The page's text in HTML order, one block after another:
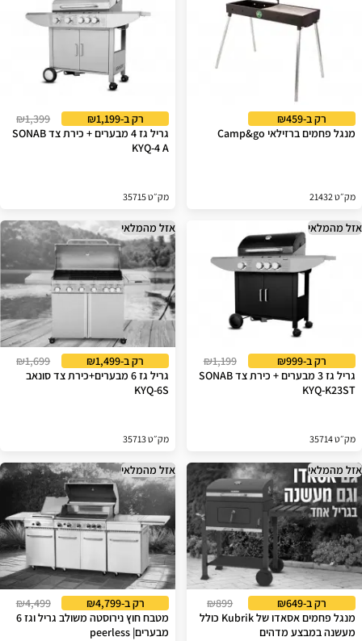
רק ב-₪459
מנגל פחמים ברזילאי Camp&go
מק״ט 21432
רק ב-₪1,199
₪1,399
גריל גז 4 מבערים + כירת צד SONAB
KYQ-4 A
מק״ט 35715
אזל מהמלאי
רק ב-₪999
₪1,199
גריל גז 3 מבערים + כירת צד SONAB
KYQ-K23ST
מק״ט 35714
אזל מהמלאי
רק ב-₪1,499
₪1,699
גריל גז 6 מבערים+כירת צד סונאב
KYQ-6S
מק״ט 35713
אזל מהמלאי
רק ב-₪649
₪899
מנגל פחמים אסאדו של Kubrik כולל
מעשנה במבצע מדהים
אזל מהמלאי
רק ב-₪4,799
₪4,499
מטבח חוץ נירוסטה משולב גריל וגז 6
מבערים| peerless